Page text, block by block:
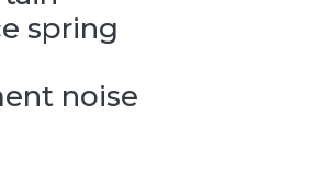
spring
noise